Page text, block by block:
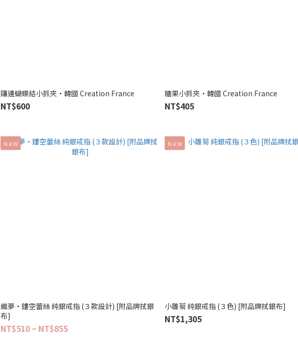
鑲邊蝴蝶結小抓夾‧韓國 Creation France
NT$600
糖果小抓夾‧韓國 Creation France
NT$405
ＮＥＷ
織夢‧鏤空蕾絲 純銀戒指 (３款設計) [附品牌拭銀
布]
NT$510 ~ NT$855
ＮＥＷ
小雛菊 純銀戒指 (３色) [附品牌拭銀布]
NT$1,305